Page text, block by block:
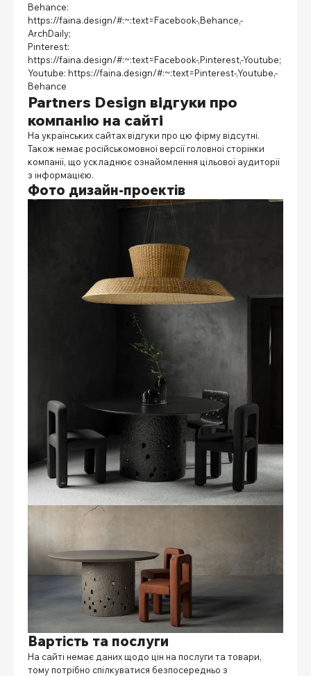
Behance:
https://faina.design/#:~:text=Facebook-,Behance,-
ArchDaily;
Pinterest:
https://faina.design/#:~:text=Facebook-,Pinterest,-Youtube;
Youtube: https://faina.design/#:~:text=Pinterest-,Youtube,-
Behance
Partners Design відгуки про
компанію на сайті
На українських сайтах відгуки про цю фірму відсутні.
Також немає російськомовної версії головної сторінки
компанії, що ускладнює ознайомлення цільової аудиторії
з інформацією.
Фото дизайн-проектів
Вартість та послуги
На сайті немає даних щодо цін на послуги та товари,
тому потрібно спілкуватися безпосередньо з